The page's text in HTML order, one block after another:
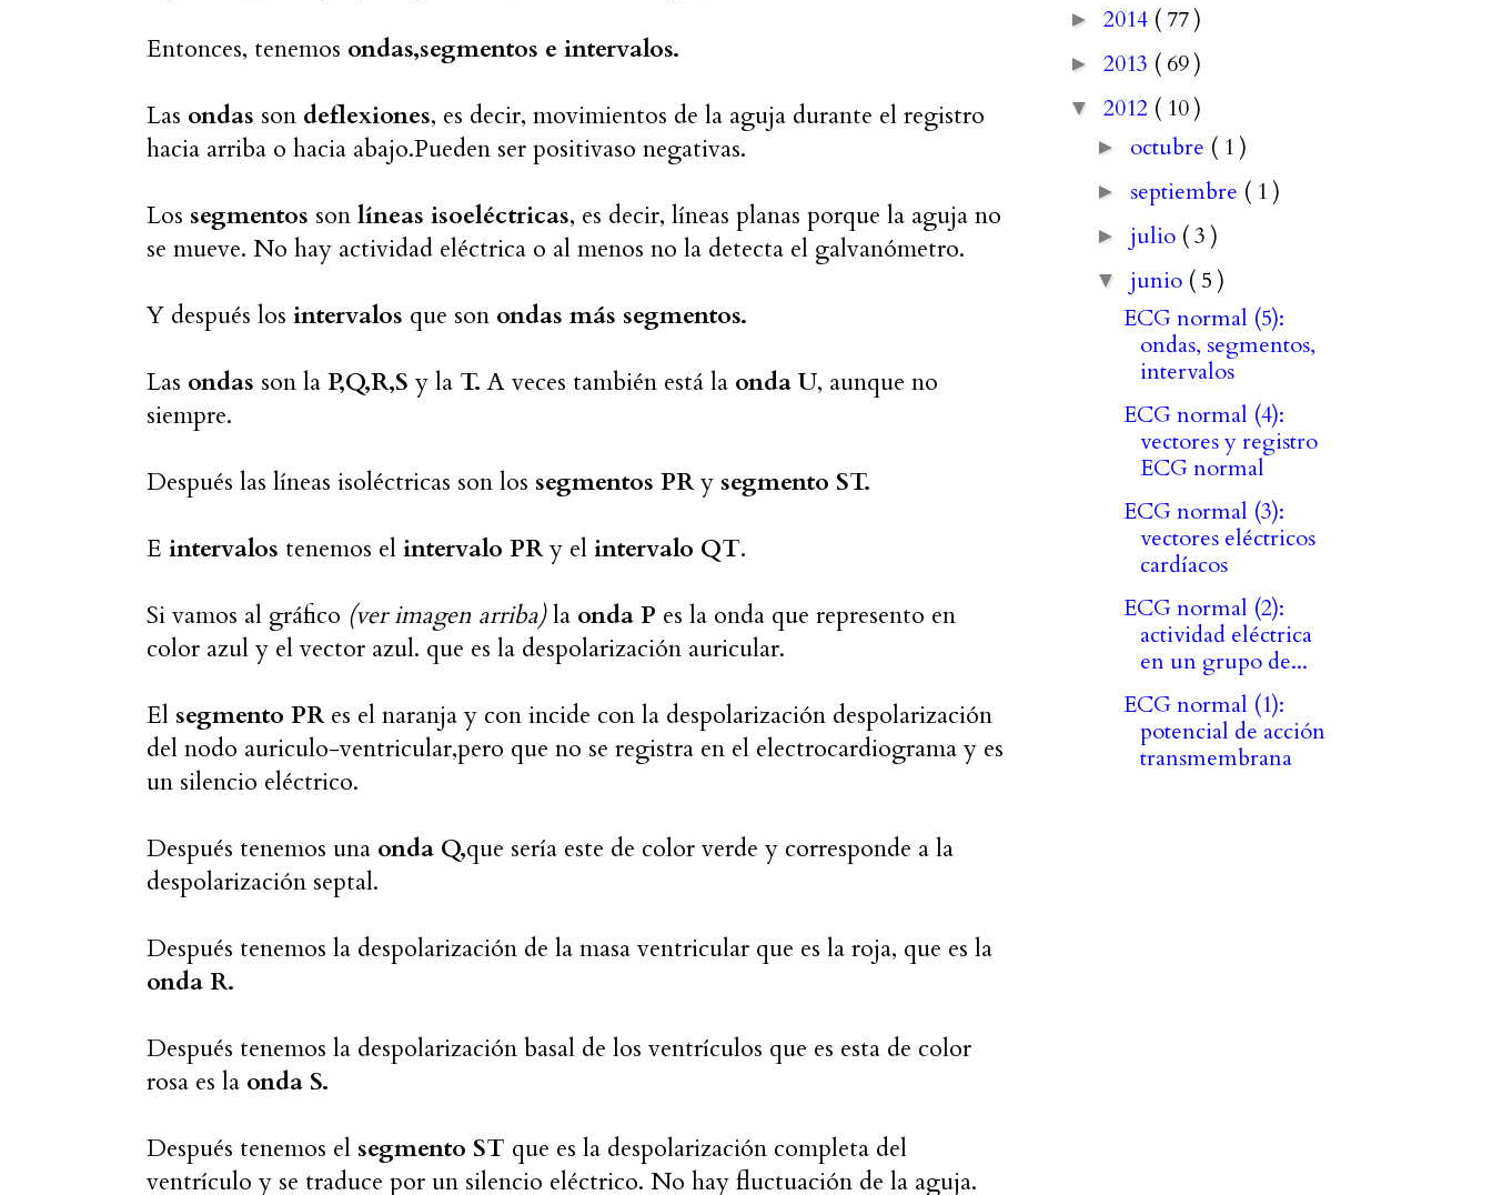
Entonces, tenemos ondas,segmentos e intervalos.
Las ondas son deflexiones, es decir, movimientos de la aguja durante el registro
hacia arriba o hacia abajo.Pueden ser positivaso negativas.
Los segmentos son líneas isoeléctricas, es decir, líneas planas porque la aguja no
se mueve. No hay actividad eléctrica o al menos no la detecta el galvanómetro.
Y después los intervalos que son ondas más segmentos.
Las ondas son la P,Q,R,S y la T. A veces también está la onda U, aunque no
siempre.
Después las líneas isoléctricas son los segmentos PRy segmento ST.
E intervalos tenemos el intervalo PRy el intervalo QT.
Si vamos al gráfico (ver imagen arriba)la onda P es la onda que represento en
color azul y el vector azul. que es la despolarización auricular.
El segmento PRes el naranja y con incide con la despolarización despolarización
del nodo auriculo-ventricular,pero que no se registra en el electrocardiograma y es
un silencio eléctrico.
Después tenemos una onda Q,que sería este de color verde y corresponde a la
despolarización septal.
Después tenemos la despolarización de la masa ventricular que es la roja, que es la
onda R.
Después tenemos la despolarización basal de los ventrículos que es esta de color
rosa es la onda S.
Después tenemos el segmento ST que es la despolarización completa del
ventrículo y se traduce por un silencio eléctrico. No hay fluctuación de la aguja.
► 2014 ( 77 )
► 2013 ( 69 )
▼ 2012 ( 10 )
► octubre ( 1 )
► septiembre ( 1 )
► julio ( 3 )
▼ junio ( 5 )
ECG normal (5):
ondas, segmentos,
intervalos
ECG normal (4):
vectores y registro
ECG normal
ECG normal (3):
vectores eléctricos
cardíacos
ECG normal (2):
actividad eléctrica
en un grupo de...
ECG normal (1):
potencial de acción
transmembrana